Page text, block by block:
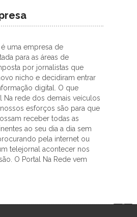
uma empresa de
para as áreas de
por jornalistas que
nicho e decidiram entrar
digital. O que
Na rede dos demais veículos
esforços são para que
receber todas as
ao seu dia a dia sem
pela internet ou
telejornal acontecer nos
O Portal Na Rede vem